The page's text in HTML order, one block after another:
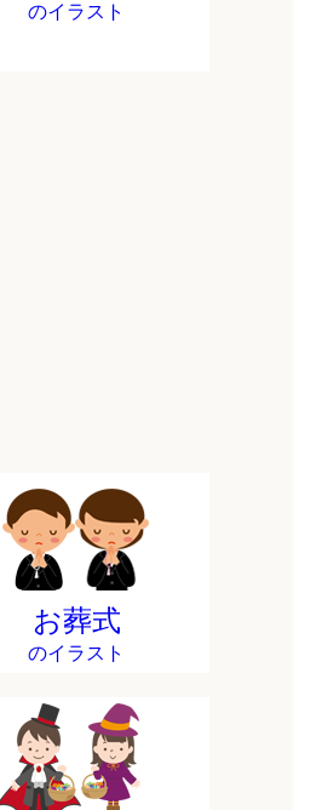
のイラスト
お葬式
のイラスト